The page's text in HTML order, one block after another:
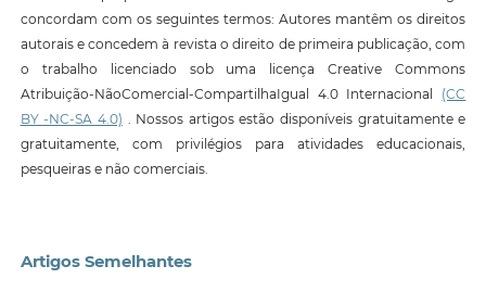
concordam com os seguintes termos: Autores mantêm os direitos
autorais e concedem à revista o direito de primeira publicação, com
o trabalho licenciado sob uma licença Creative Commons
Atribuição-NãoComercial-CompartilhaIgual 4.0 Internacional (CC
BY -NC-SA 4.0) . Nossos artigos estão disponíveis gratuitamente e
gratuitamente, com privilégios para atividades educacionais,
pesqueiras e não comerciais.
Artigos Semelhantes